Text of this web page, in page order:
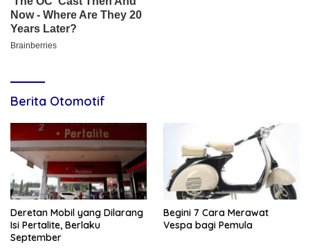
Berita Otomotif
Deretan Mobil yang Dilarang
Isi Pertalite, Berlaku
September
Begini 7 Cara Merawat
Vespa bagi Pemula